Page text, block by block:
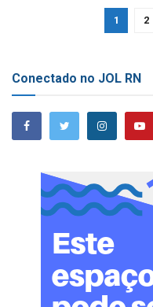
1 2
Conectado no JOL RN